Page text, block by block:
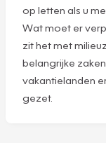
op letten als u
Wat moet er
zit het met
belangrijke
vakantielanden
gezet.